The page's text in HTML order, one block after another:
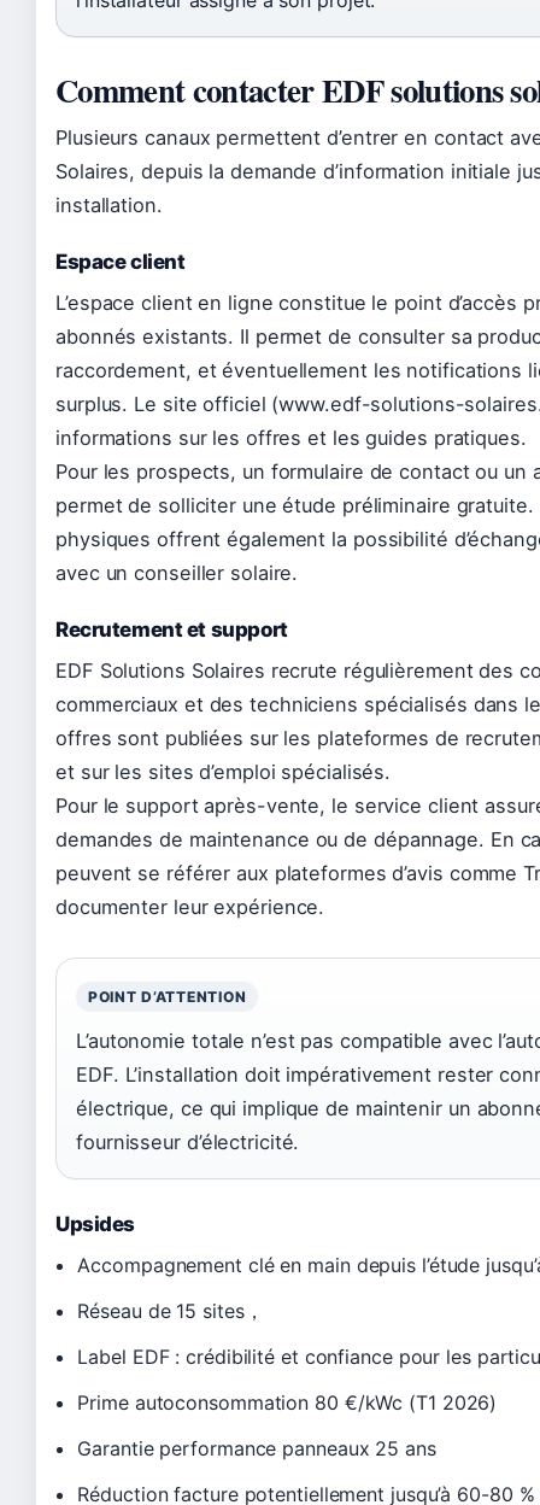
Comment contacter EDF solutions
Plusieurs canaux permettent d’entrer en contact
Solaires, depuis la demande d’information initiale
installation.
Espace client
L’espace client en ligne constitue le point d’accès
abonnés existants. Il permet de consulter sa
raccordement, et éventuellement les notifications
surplus. Le site officiel (www.edf-solutions-
informations sur les offres et les guides pratiques.
Pour les prospects, un formulaire de contact ou un
permet de solliciter une étude préliminaire gratuite.
physiques offrent également la possibilité
avec un conseiller solaire.
Recrutement et support
EDF Solutions Solaires recrute régulièrement des
commerciaux et des techniciens spécialisés dans
offres sont publiées sur les plateformes de
et sur les sites d’emploi spécialisés.
Pour le support après-vente, le service client
demandes de maintenance ou de dépannage. En
peuvent se référer aux plateformes d’avis comme
documenter leur expérience.
POINT D’ATTENTION
L’autonomie totale n’est pas compatible avec
EDF. L’installation doit impérativement rester
électrique, ce qui implique de maintenir un
fournisseur d’électricité.
Upsides
Accompagnement clé en main depuis l’étude
Réseau de 15 sites，
Label EDF : crédibilité et confiance pour les
Prime autoconsommation 80 €/kWc (T1 2026)
Garantie performance panneaux 25 ans
Réduction facture potentiellement jusqu’à 60-80 %